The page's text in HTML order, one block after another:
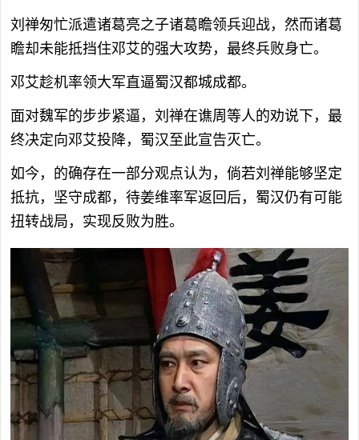
刘禅匆忙派遣诸葛亮之子诸葛瞻领兵迎战，然而诸葛
瞻却未能抵挡住邓艾的强大攻势，最终兵败身亡。
邓艾趁机率领大军直逼蜀汉都城成都。
面对魏军的步步紧逼，刘禅在谯周等人的劝说下，最
终决定向邓艾投降，蜀汉至此宣告灭亡。
如今，的确存在一部分观点认为，倘若刘禅能够坚定
抵抗，坚守成都，待姜维率军返回后，蜀汉仍有可能
扭转战局，实现反败为胜。